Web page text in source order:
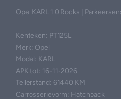
Opel KARL 1.0 Rocks |
Kenteken: PT125L
Merk: Opel
Model: KARL
APK tot: 16-11-2026
Tellerstand: 61440 KM
Carrosserievorm: Hatchback